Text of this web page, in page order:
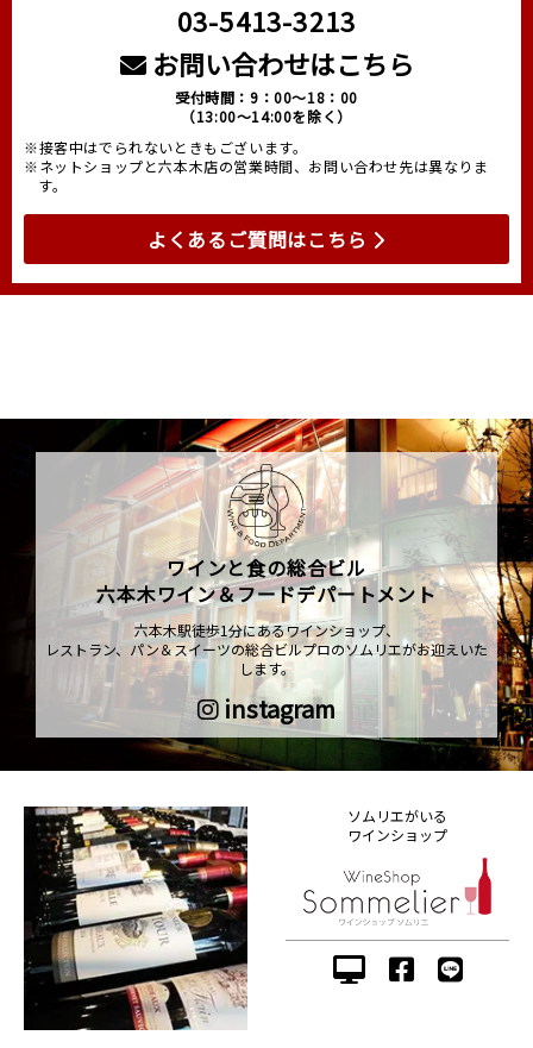
03-5413-3213
お問い合わせはこちら
受付時間：9：00～18：00
（13:00～14:00を除く）
※接客中はでられないときもございます。
※ネットショップと六本木店の営業時間、お問い合わせ先は異なりま
す。
よくあるご質問はこちら
ワインと食の総合ビル
六本木ワイン＆フードデパートメント
六本木駅徒歩1分にあるワインショップ、
レストラン、パン＆スイーツの総合ビルプロのソムリエがお迎えいた
します。
instagram
ソムリエがいる
ワインショップ